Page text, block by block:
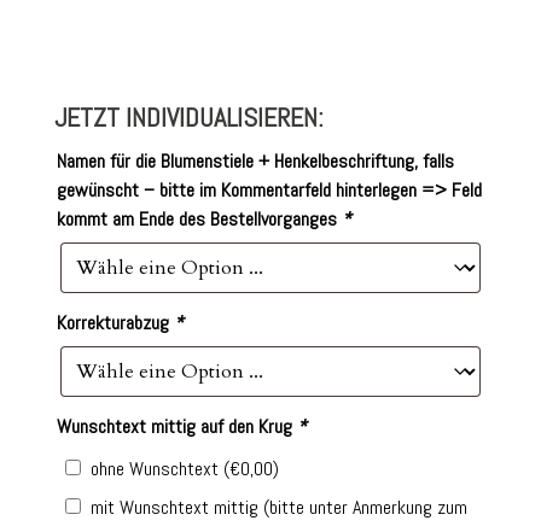
JETZT INDIVIDUALISIEREN:
Namen für die Blumenstiele + Henkelbeschriftung, falls
gewünscht – bitte im Kommentarfeld hinterlegen => Feld
kommt am Ende des Bestellvorganges *
Korrekturabzug *
Wunschtext mittig auf den Krug *
ohne Wunschtext (€0,00)
mit Wunschtext mittig (bitte unter Anmerkung zum